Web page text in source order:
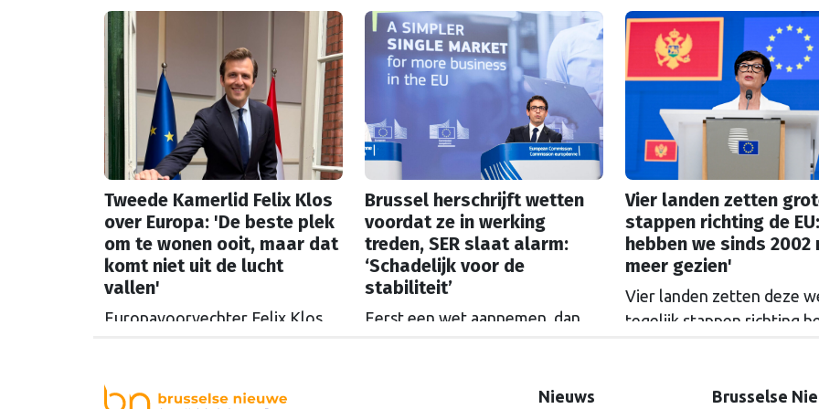
Russische tegoeden. Het gaat
om 1,4 miljard euro. Dat is de
rente op het geld dat de
Russische Centrale Bank ooit bij
de Belgische bank Euroclear
parkeerde. De EU bevroor dat
geld na de Russische inval in
Oekraïne. Het …Continued
uit te kopen. De Europese
Commissie gaat akkoord met
een uitkoopregeling van 715
miljoen euro.
Haag.
Tweede Kamerlid Felix Klos
over Europa: 'De beste plek
om te wonen ooit, maar dat
komt niet uit de lucht
vallen'
Europavoorvechter Felix Klos
bouwen aan een sterkere
Brussel herschrijft wetten
voordat ze in werking
treden, SER slaat alarm:
‘Schadelijk voor de
stabiliteit’
Eerst een wet aannemen, dan
in Brussel. De SER slaat alarm,
Vier landen zetten
stappen richting de
hebben we sinds 2002
meer gezien'
Vier landen zetten deze
tegelijk stappen richting
Europa kan zomaar keren.
Nieuws Brusselse